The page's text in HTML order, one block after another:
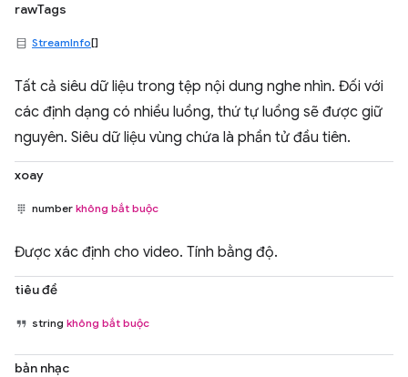
rawTags
StreamInfo[]
Tất cả siêu dữ liệu trong tệp nội dung nghe nhìn. Đối với
các định dạng có nhiều luồng, thứ tự luồng sẽ được giữ
nguyên. Siêu dữ liệu vùng chứa là phần tử đầu tiên.
xoay
number không bắt buộc
Được xác định cho video. Tính bằng độ.
tiêu đề
string không bắt buộc
bản nhạc